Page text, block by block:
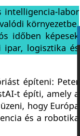
intelligencia-labor
környezetbe.
időben képesek
ipar, logisztika és
építeni: Peter
t építi, amely a
hogy Európa
és a robotika